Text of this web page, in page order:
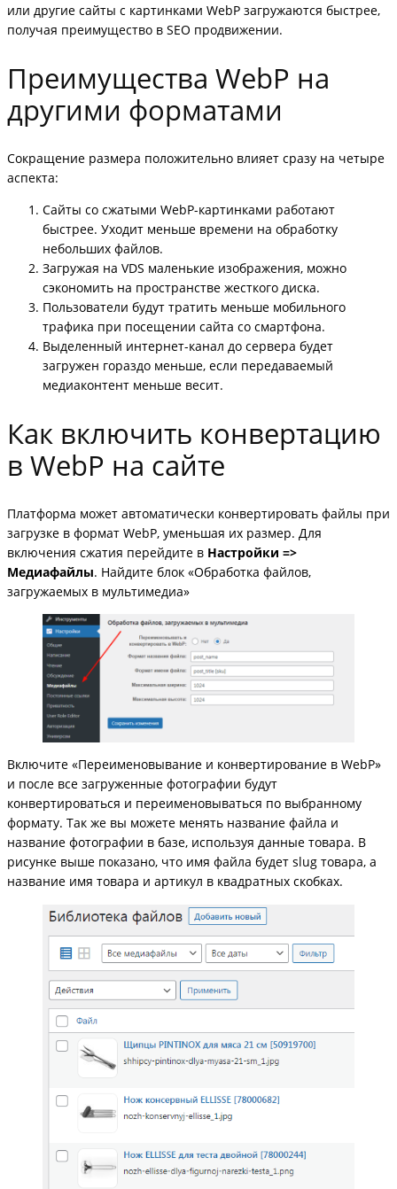
или другие сайты с картинками WebP загружаются быстрее,
получая преимущество в SEO продвижении.
Преимущества WebP на
другими форматами
Сокращение размера положительно влияет сразу на четыре
аспекта:
Сайты со сжатыми WebP-картинками работают
быстрее. Уходит меньше времени на обработку
небольших файлов.
Загружая на VDS маленькие изображения, можно
сэкономить на пространстве жесткого диска.
Пользователи будут тратить меньше мобильного
трафика при посещении сайта со смартфона.
Выделенный интернет-канал до сервера будет
загружен гораздо меньше, если передаваемый
медиаконтент меньше весит.
Как включить конвертацию
в WebP на сайте
Платформа может автоматически конвертировать файлы при
загрузке в формат WebP, уменьшая их размер. Для
включения сжатия перейдите в Настройки =>
Медиафайлы. Найдите блок «Обработка файлов,
загружаемых в мультимедиа»
Включите «Переименовывание и конвертирование в WebP»
и после все загруженные фотографии будут
конвертироваться и переименовываться по выбранному
формату. Так же вы можете менять название файла и
название фотографии в базе, используя данные товара. В
рисунке выше показано, что имя файла будет slug товара, а
название имя товара и артикул в квадратных скобках.